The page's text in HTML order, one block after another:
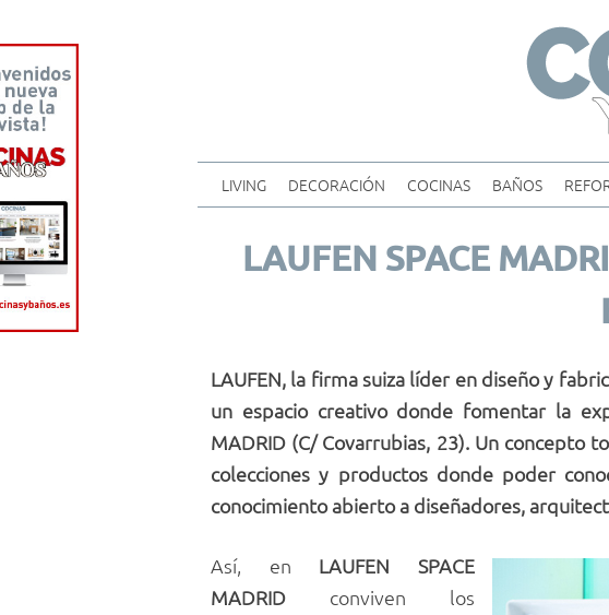
LIVING DECORACIÓN COCINAS BAÑOS
LAUFEN SPACE
LAUFEN, la firma suiza líder en diseño y
un espacio creativo donde fomentar la
MADRID (C/ Covarrubias, 23). Un concepto
colecciones y productos donde poder
conocimiento abierto a diseñadores,
Así, en LAUFEN SPACE
MADRID conviven los